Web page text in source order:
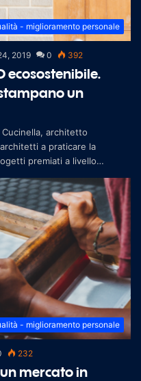
- miglioramento personale
2019 0 392
ecosostenibile.
un
Cucinella, architetto
a praticare la
premiati a livello
- miglioramento personale
232
mercato in